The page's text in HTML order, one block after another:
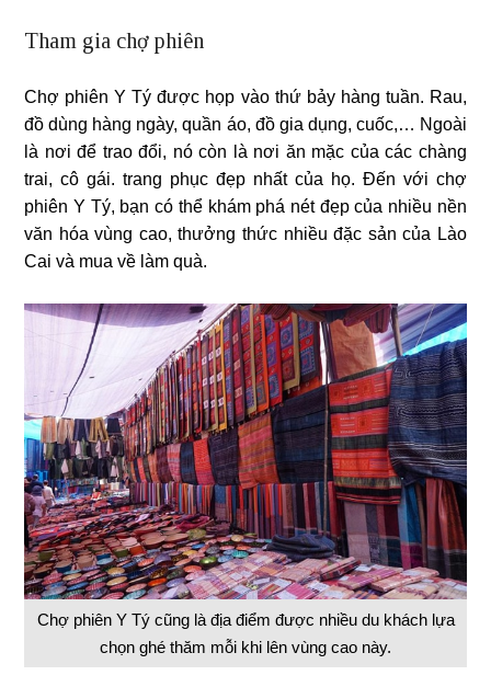
Tham gia chợ phiên
Chợ phiên Y Tý được họp vào thứ bảy hàng tuần. Rau,
đồ dùng hàng ngày, quần áo, đồ gia dụng, cuốc,… Ngoài
là nơi để trao đổi, nó còn là nơi ăn mặc của các chàng
trai, cô gái. trang phục đẹp nhất của họ. Đến với chợ
phiên Y Tý, bạn có thể khám phá nét đẹp của nhiều nền
văn hóa vùng cao, thưởng thức nhiều đặc sản của Lào
Cai và mua về làm quà.
Chợ phiên Y Tý cũng là địa điểm được nhiều du khách lựa
chọn ghé thăm mỗi khi lên vùng cao này.